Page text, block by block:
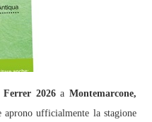
Ferrer 2026a Montemarcone,
ufficialmente la stagione